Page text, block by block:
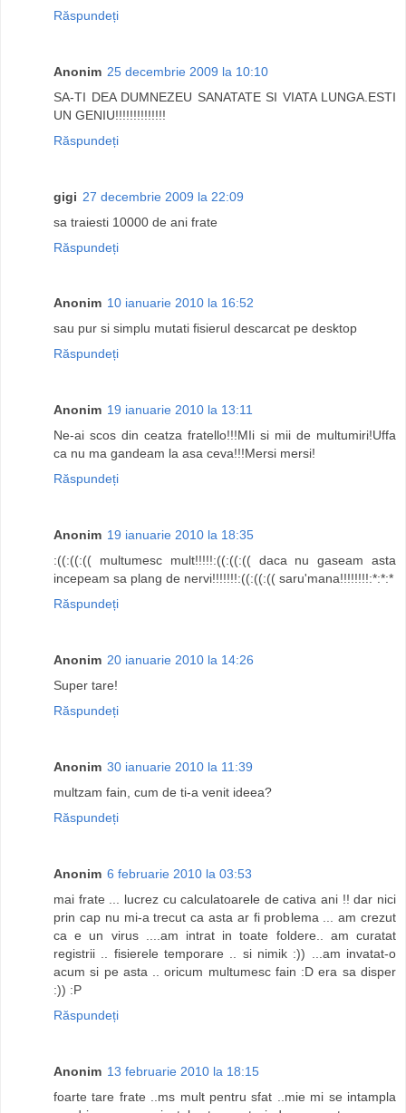
Răspundeți
Anonim 25 decembrie 2009 la 10:10
SA-TI DEA DUMNEZEU SANATATE SI VIATA LUNGA.ESTI
UN GENIU!!!!!!!!!!!!!!
Răspundeți
gigi 27 decembrie 2009 la 22:09
sa traiesti 10000 de ani frate
Răspundeți
Anonim 10 ianuarie 2010 la 16:52
sau pur si simplu mutati fisierul descarcat pe desktop
Răspundeți
Anonim 19 ianuarie 2010 la 13:11
Ne-ai scos din ceatza fratello!!!MIi si mii de multumiri!Uffa
ca nu ma gandeam la asa ceva!!!Mersi mersi!
Răspundeți
Anonim 19 ianuarie 2010 la 18:35
:((:((:(( multumesc mult!!!!!:((:((:(( daca nu gaseam asta
incepeam sa plang de nervi!!!!!!!:((:((:(( saru'mana!!!!!!!!:*:*:*
Răspundeți
Anonim 20 ianuarie 2010 la 14:26
Super tare!
Răspundeți
Anonim 30 ianuarie 2010 la 11:39
multzam fain, cum de ti-a venit ideea?
Răspundeți
Anonim 6 februarie 2010 la 03:53
mai frate ... lucrez cu calculatoarele de cativa ani !! dar nici
prin cap nu mi-a trecut ca asta ar fi problema ... am crezut
ca e un virus ....am intrat in toate foldere.. am curatat
registrii .. fisierele temporare .. si nimik :)) ...am invatat-o
acum si pe asta .. oricum multumesc fain :D era sa disper
:)) :P
Răspundeți
Anonim 13 februarie 2010 la 18:15
foarte tare frate ..ms mult pentru sfat ..mie mi se intampla